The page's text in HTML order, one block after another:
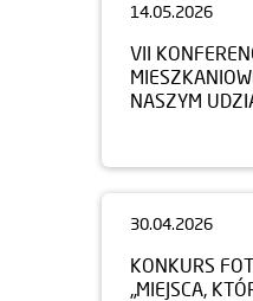
14.05.2026
VII
NASZYM
30.04.2026
KONKURS
„MIEJSCA,